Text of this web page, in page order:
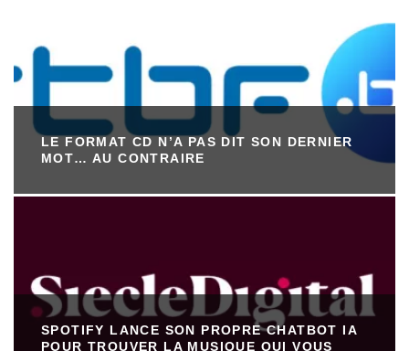
LE FORMAT CD N’A PAS DIT SON DERNIER
MOT… AU CONTRAIRE
SPOTIFY LANCE SON PROPRE CHATBOT IA
POUR TROUVER LA MUSIQUE QUI VOUS